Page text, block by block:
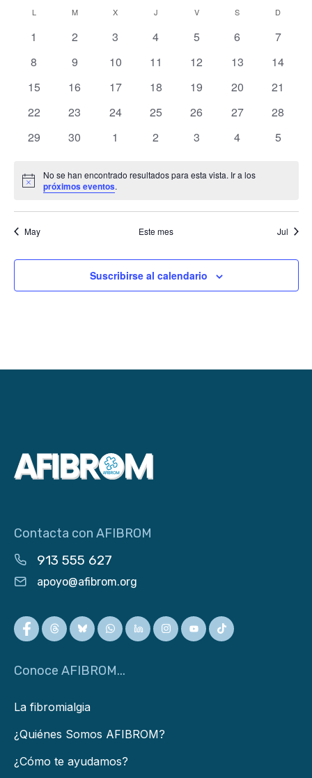
de
fecha.
Calendario
de
Eventos
L M X J V S D
0
1
0
2
0
3
0
4
0
5
0
6
0
7
0
8
0
9
0
10
0
11
0
12
0
13
0
14
0
15
0
16
0
17
0
18
0
19
0
20
0
21
0
22
0
23
0
24
0
25
0
26
0
27
0
28
0
29
0
30
0
1
0
2
0
3
0
4
0
5
Aviso
No se han encontrado resultados para esta vista. Ir a los
próximos eventos.
May Este mes Jul
Suscribirse al calendario
Contacta con AFIBROM
913 555 627
apoyo@afibrom.org
Conoce AFIBROM...
La fibromialgia
¿Quiénes Somos AFIBROM?
¿Cómo te ayudamos?